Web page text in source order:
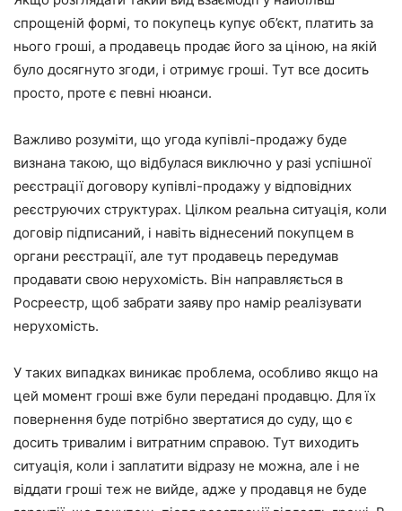
спрощеній формі, то покупець купує об’єкт, платить за
нього гроші, а продавець продає його за ціною, на якій
було досягнуто згоди, і отримує гроші. Тут все досить
просто, проте є певні нюанси.
Важливо розуміти, що угода купівлі-продажу буде
визнана такою, що відбулася виключно у разі успішної
реєстрації договору купівлі-продажу у відповідних
реєструючих структурах. Цілком реальна ситуація, коли
договір підписаний, і навіть віднесений покупцем в
органи реєстрації, але тут продавець передумав
продавати свою нерухомість. Він направляється в
Росреестр, щоб забрати заяву про намір реалізувати
нерухомість.
У таких випадках виникає проблема, особливо якщо на
цей момент гроші вже були передані продавцю. Для їх
повернення буде потрібно звертатися до суду, що є
досить тривалим і витратним справою. Тут виходить
ситуація, коли і заплатити відразу не можна, але і не
віддати гроші теж не вийде, адже у продавця не буде